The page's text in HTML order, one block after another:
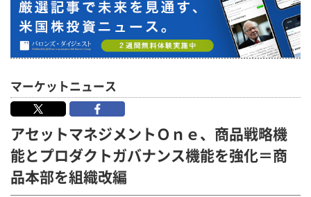
マーケットニュース
アセットマネジメントＯｎｅ、商品戦略機
能とプロダクトガバナンス機能を強化＝商
品本部を組織改編